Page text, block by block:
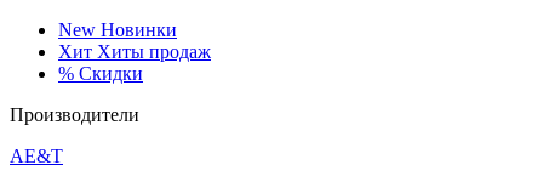
New Новинки
Хит Хиты продаж
% Скидки
Производители
AE&T